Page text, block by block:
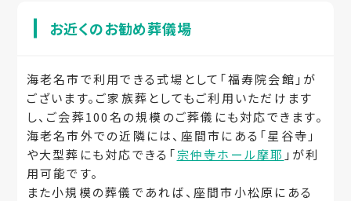
お近くのお勧め葬儀場
海老名市で利用できる式場として「福寿院会館」が
ございます。ご家族葬としてもご利用いただけます
し、ご会葬100名の規模のご葬儀にも対応できます。
海老名市外での近隣には、座間市にある「星谷寺」
や大型葬にも対応できる「宗仲寺ホール摩耶 」が利
用可能です。
また小規模の葬儀であれば、座間市小松原にある